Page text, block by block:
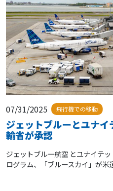
07/31/2025 飛行機での移動
ジェットブルーとユナ
輸省が承認
ジェットブルー航空 とユナイテ
ログラム、「ブルースカイ」が米